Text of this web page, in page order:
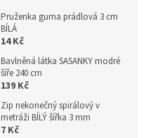
Pruženka guma prádlová 3 cm
BÍLÁ
14 Kč
Bavlněná látka SASANKY modré
šíře 240 cm
139 Kč
Zip nekonečný spirálový v
metráži BÍLÝ šířka 3 mm
7 Kč